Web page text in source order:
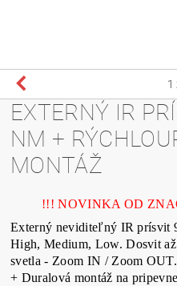
1
EXTERNÝ IR
NM +
MONTÁŽ
!!! NOVINKA OD
Externý neviditeľný IR prísvit
High, Medium, Low. Dosvit
svetla - Zoom IN / Zoom
+ Duralová montáž na